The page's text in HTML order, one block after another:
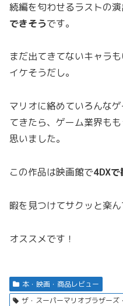
続編を匂わせるラストの演
できそうです。
まだ出てきてないキャラ
イケそうだし。
マリオに絡めていろんな
てきたら、ゲーム業界も
思いました。
この作品は映画館で4DXで
暇を見つけてサクッと楽
オススメです！
本・映画・商品レビュー
ザ・スーパーマリオブラザーズ